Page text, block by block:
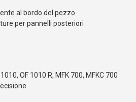
al bordo del pezzo
per pannelli posteriori
OF 1010 R, MFK 700, MFKC 700